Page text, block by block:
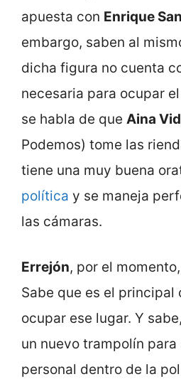
apuesta con Enrique
embargo, saben al
dicha figura no cuenta
necesaria para ocupar
se habla de que Aina
Podemos) tome las
tiene una muy buena
política y se maneja
las cámaras.
Errejón, por el
Sabe que es el principal
ocupar ese lugar. Y
un nuevo trampolín para
personal dentro de la